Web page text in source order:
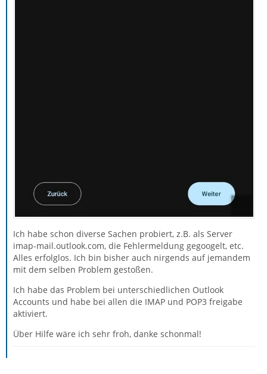
Ich habe schon diverse Sachen probiert, z.B. als Server
imap-mail.outlook.com, die Fehlermeldung gegoogelt, etc.
Alles erfolglos. Ich bin bisher auch nirgends auf jemandem
mit dem selben Problem gestoßen.
Ich habe das Problem bei unterschiedlichen Outlook
Accounts und habe bei allen die IMAP und POP3 freigabe
aktiviert.
Über Hilfe wäre ich sehr froh, danke schonmal!